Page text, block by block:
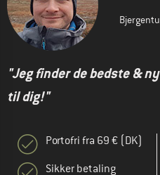
"Jeg finder de bedste &
til dig!"
Portofri fra 69 € (DK)
Sikker betaling